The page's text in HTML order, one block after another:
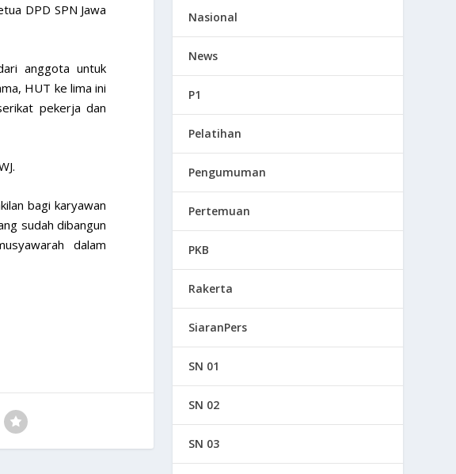
DPD SPN Jawa
anggota untuk
HUT ke lima ini
pekerja dan
bagi karyawan
sudah dibangun
dalam
Nasional
News
P1
Pelatihan
Pengumuman
Pertemuan
PKB
Rakerta
SiaranPers
SN 01
SN 02
SN 03